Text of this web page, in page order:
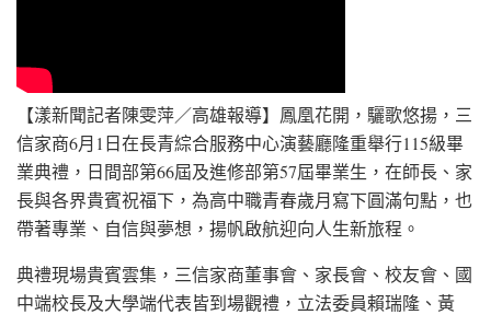
【漾新聞記者陳雯萍／高雄報導】鳳凰花開，驪歌悠揚，三
信家商6月1日在長青綜合服務中心演藝廳隆重舉行115級畢
業典禮，日間部第66屆及進修部第57屆畢業生，在師長、家
長與各界貴賓祝福下，為高中職青春歲月寫下圓滿句點，也
帶著專業、自信與夢想，揚帆啟航迎向人生新旅程。
典禮現場貴賓雲集，三信家商董事會、家長會、校友會、國
中端校長及大學端代表皆到場觀禮，立法委員賴瑞隆、黃